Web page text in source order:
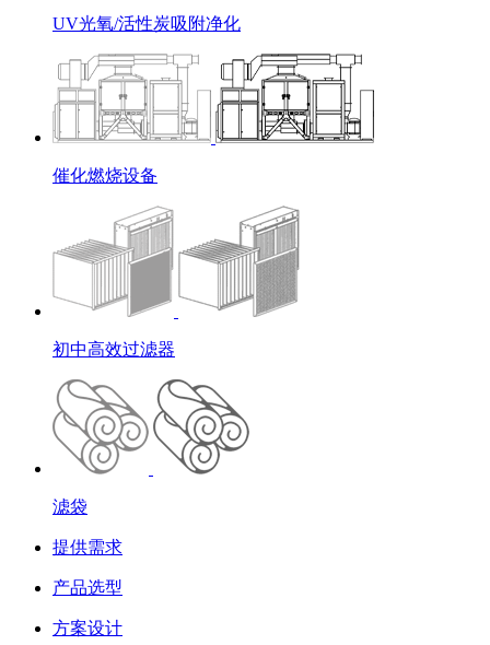
UV光氧/活性炭吸附净化
催化燃烧设备
初中高效过滤器
滤袋
提供需求
产品选型
方案设计